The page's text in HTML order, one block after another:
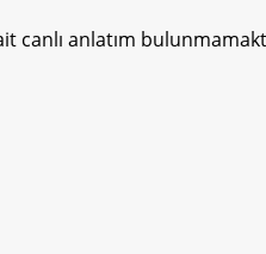
canlı anlatım